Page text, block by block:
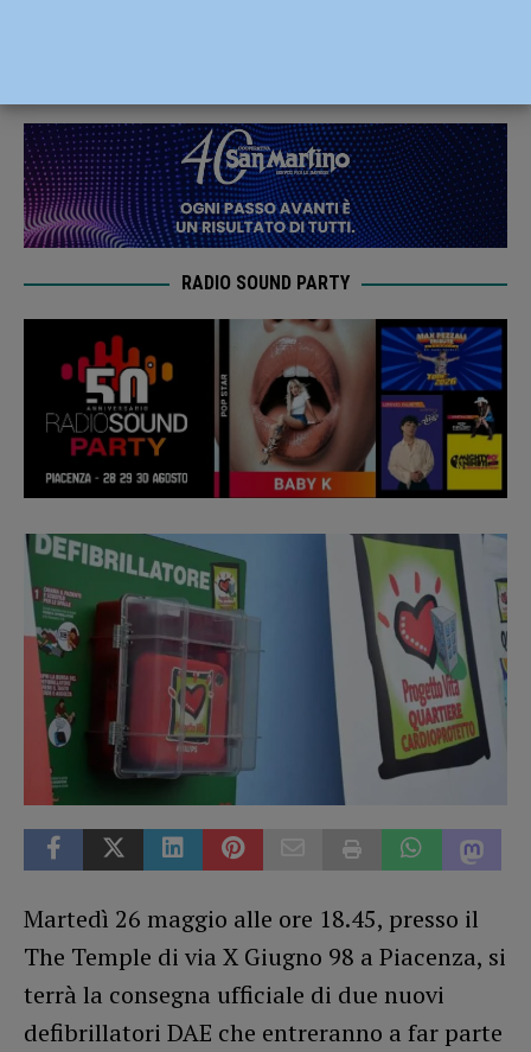
RADIO SOUND PARTY
Martedì 26 maggio alle ore 18.45, presso il
The Temple di via X Giugno 98 a Piacenza, si
terrà la consegna ufficiale di due nuovi
defibrillatori DAE che entreranno a far parte